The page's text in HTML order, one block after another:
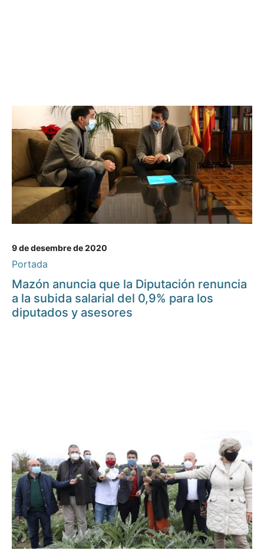
9 de desembre de 2020
Portada
Mazón anuncia que la Diputación renuncia
a la subida salarial del 0,9% para los
diputados y asesores